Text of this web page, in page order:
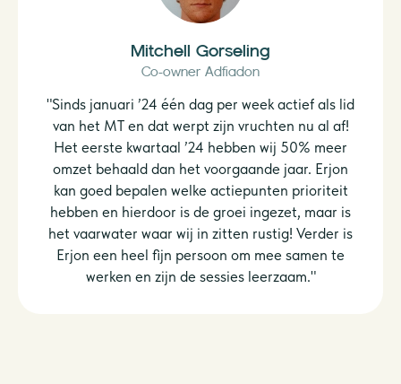
Mitchell Gorseling
Co-owner Adfiadon
"Sinds januari ’24 één dag per week actief als lid
van het MT en dat werpt zijn vruchten nu al af!
Het eerste kwartaal ’24 hebben wij 50% meer
omzet behaald dan het voorgaande jaar. Erjon
kan goed bepalen welke actiepunten prioriteit
hebben en hierdoor is de groei ingezet, maar is
het vaarwater waar wij in zitten rustig! Verder is
Erjon een heel fijn persoon om mee samen te
werken en zijn de sessies leerzaam."